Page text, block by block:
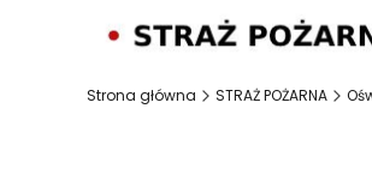
Strona główna STRAŻ POŻARNA